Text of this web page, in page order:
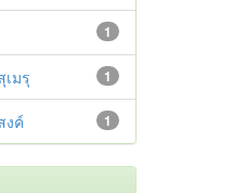
1
1
มรุ
1
งค์